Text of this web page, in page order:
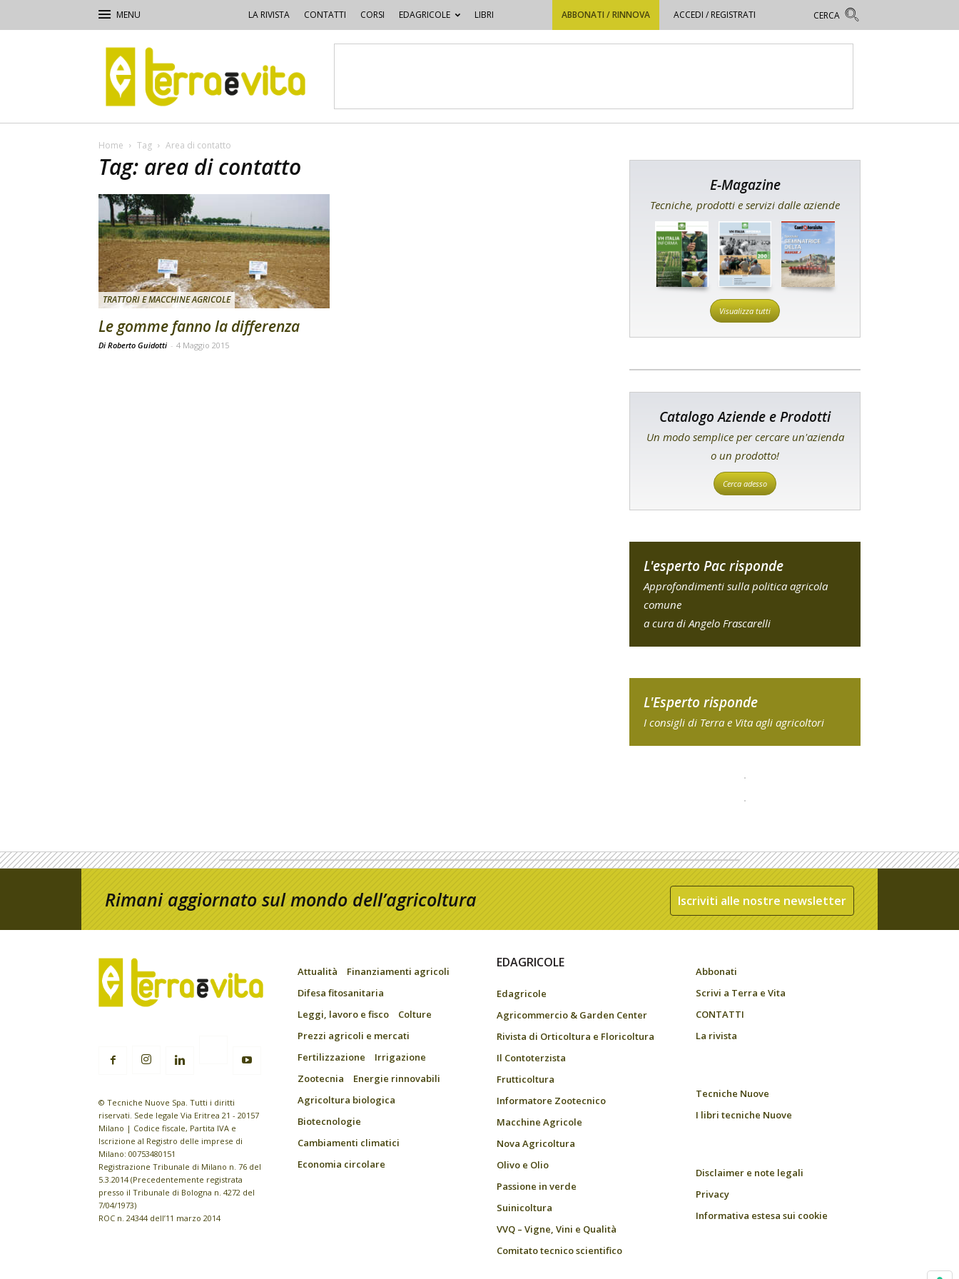
LA RIVISTA CONTATTI CORSI EDAGRICOLE LIBRI ABBONATI / RINNOVA ACCEDI / REGISTRATI
Terra
e
Vita
Home Tag Area di contatto
Tag: area di contatto
TRATTORI E MACCHINE AGRICOLE
Le gomme fanno la differenza
Di Roberto Guidotti - 4 Maggio 2015
E-Magazine
Tecniche, prodotti e servizi dalle aziende
Visualizza tutti
Catalogo Aziende e Prodotti
Un modo semplice per cercare un'azienda
o un prodotto!
Cerca adesso
L'esperto Pac risponde
Approfondimenti sulla politica agricola
comune
a cura di Angelo Frascarelli
L'Esperto risponde
I consigli di Terra e Vita agli agricoltori
Rimani aggiornato sul mondo dell’agricoltura Iscriviti alle nostre newsletter
© Tecniche Nuove Spa. Tutti i diritti
riservati. Sede legale Via Eritrea 21 - 20157
Milano | Codice fiscale, Partita IVA e
Iscrizione al Registro delle imprese di
Milano: 00753480151
Registrazione Tribunale di Milano n. 76 del
5.3.2014 (Precedentemente registrata
presso il Tribunale di Bologna n. 4272 del
7/04/1973)
ROC n. 24344 dell’11 marzo 2014
Attualità
Finanziamenti agricoli
Difesa fitosanitaria
Leggi, lavoro e fisco
Colture
Prezzi agricoli e mercati
Fertilizzazione
Irrigazione
Zootecnia
Energie rinnovabili
Agricoltura biologica
Biotecnologie
Cambiamenti climatici
Economia circolare
EDAGRICOLE
Edagricole
Agricommercio & Garden Center
Rivista di Orticoltura e Floricoltura
Il Contoterzista
Frutticoltura
Informatore Zootecnico
Macchine Agricole
Nova Agricoltura
Olivo e Olio
Passione in verde
Suinicoltura
VVQ – Vigne, Vini e Qualità
Comitato tecnico scientifico
Abbonati
Scrivi a Terra e Vita
CONTATTI
La rivista
Tecniche Nuove
I libri tecniche Nuove
Disclaimer e note legali
Privacy
Informativa estesa sui cookie